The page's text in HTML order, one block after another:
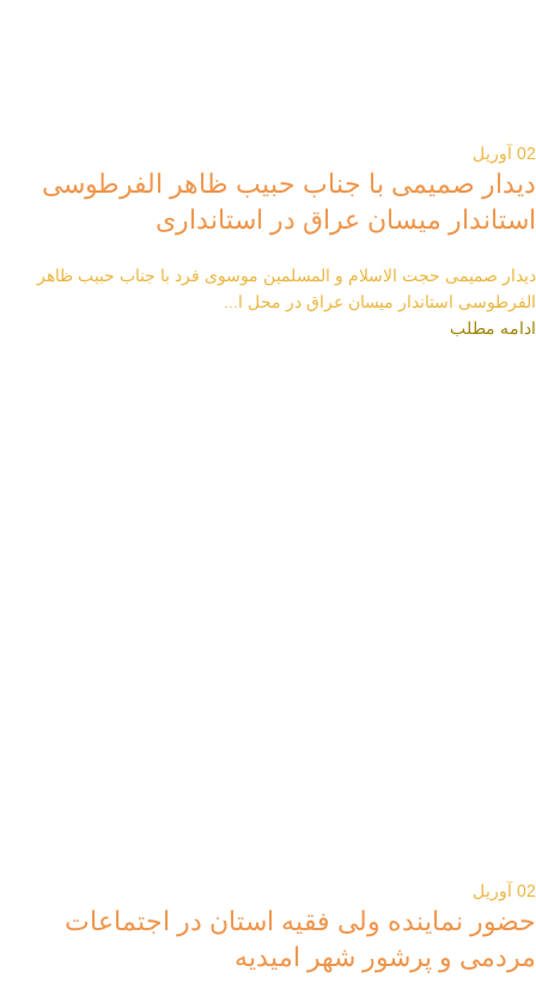
02 آوریل
دیدار صمیمی با جناب حبیب ظاهر الفرطوسی
استاندار میسان عراق در استانداری
دیدار صمیمی حجت الاسلام و المسلمین موسوی فرد با جناب حبیب ظاهر
الفرطوسی استاندار میسان عراق در محل ا...
ادامه مطلب
02 آوریل
حضور نماینده ولی فقیه استان در اجتماعات
مردمی و پرشور شهر امیدیه